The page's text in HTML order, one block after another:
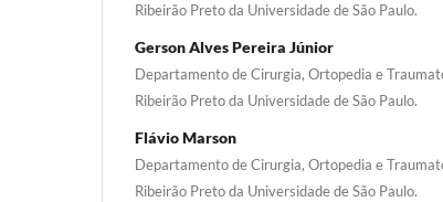
Ribeirão Preto da Universidade de São Paulo.
Gerson Alves Pereira Júnior
Departamento de Cirurgia, Ortopedia e
Ribeirão Preto da Universidade de São Paulo.
Flávio Marson
Departamento de Cirurgia, Ortopedia e
Ribeirão Preto da Universidade de São Paulo.